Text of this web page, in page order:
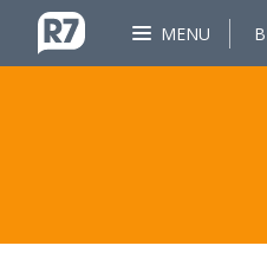
MENU